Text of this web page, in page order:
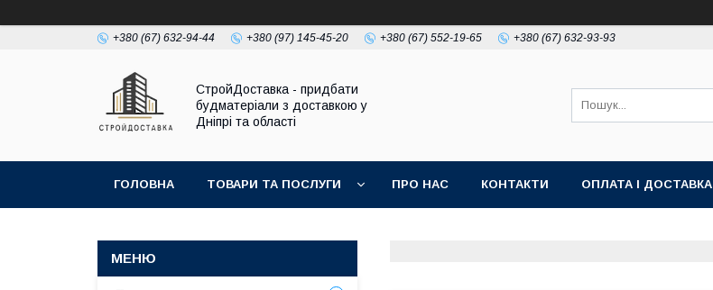
+380 (67) 632-94-44 +380 (97) 145-45-20 +380 (67) 552-19-65 +380 (67) 632-93-93
СтройДоставка - придбати
будматеріали з доставкою у
Дніпрі та області
ГОЛОВНА ТОВАРИ ТА ПОСЛУГИ ПРО НАС КОНТАКТИ ОПЛАТА І ДОСТАВКА